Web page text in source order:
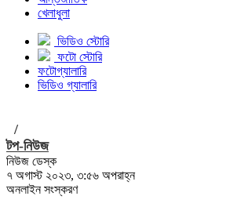
খেলাধুলা
ভিডিও স্টোরি
ফটো স্টোরি
ফটোগ্যালারি
ভিডিও গ্যালারি
/
টপ-নিউজ
নিউজ ডেস্ক
৭ অগাস্ট ২০২৩, ৩:৫৬ অপরাহ্ন
অনলাইন সংস্করণ